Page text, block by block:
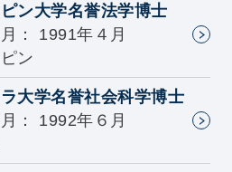
ン大学名誉法学博士
： 1991年４月
ン
大学名誉社会科学博士
： 1992年６月